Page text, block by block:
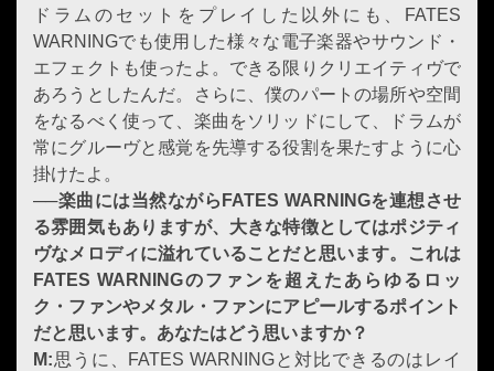
ドラムのセットをプレイした以外にも、FATES
WARNINGでも使用した様々な電子楽器やサウンド・
エフェクトも使ったよ。できる限りクリエイティヴで
あろうとしたんだ。さらに、僕のパートの場所や空間
をなるべく使って、楽曲をソリッドにして、ドラムが
常にグルーヴと感覚を先導する役割を果たすように心
掛けたよ。
──楽曲には当然ながら FATES WARNINGを連想させ
る雰囲気もありますが、大きな特徴としてはポジティ
ヴなメロディに溢れていることだと思います。これは
FATES WARNINGのファンを超えたあらゆるロッ
ク・ファンやメタル・ファンにアピールするポイント
だと思います。あなたはどう思いますか？
M:思うに、FATES WARNINGと対比できるのはレイ